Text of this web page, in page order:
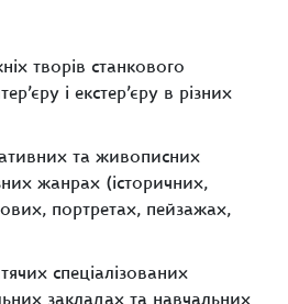
творів станкового
і екстер’єру в різних
та живописних
жанрах (історичних,
портретах, пейзажах,
спеціалізованих
закладах та навчальних